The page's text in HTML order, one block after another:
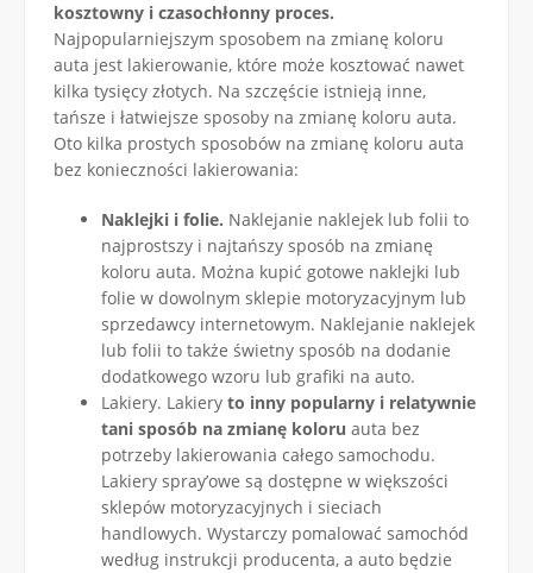
kosztowny i czasochłonny proces.
Najpopularniejszym sposobem na zmianę koloru
auta jest lakierowanie, które może kosztować nawet
kilka tysięcy złotych. Na szczęście istnieją inne,
tańsze i łatwiejsze sposoby na zmianę koloru auta.
Oto kilka prostych sposobów na zmianę koloru auta
bez konieczności lakierowania:
Naklejki i folie. Naklejanie naklejek lub folii to
najprostszy i najtańszy sposób na zmianę
koloru auta. Można kupić gotowe naklejki lub
folie w dowolnym sklepie motoryzacyjnym lub
sprzedawcy internetowym. Naklejanie naklejek
lub folii to także świetny sposób na dodanie
dodatkowego wzoru lub grafiki na auto.
Lakiery. Lakiery to inny popularny i relatywnie
tani sposób na zmianę koloru auta bez
potrzeby lakierowania całego samochodu.
Lakiery spray’owe są dostępne w większości
sklepów motoryzacyjnych i sieciach
handlowych. Wystarczy pomalować samochód
według instrukcji producenta, a auto będzie